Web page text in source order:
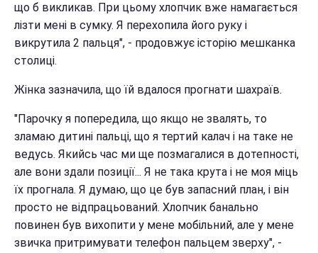
що б викликав. При цьому хлопчик вже намагається
лізти мені в сумку. Я перехопила його руку і
викрутила 2 пальця", - продовжує історію мешканка
столиці.
Жінка зазначила, що їй вдалося прогнати шахраїв.
"Парочку я попередила, що якщо не звалять, то
зламаю дитині пальці, що я тертий калач і на таке не
ведусь. Якийсь час ми ще позмагалися в дотепності,
але вони здали позиції... Я не така крута і не моя міць
їх прогнала. Я думаю, що це був запасний план, і він
просто не відпрацьований. Хлопчик банально
повинен був вихопити у мене мобільний, але у мене
звичка притримувати телефон пальцем зверху", -